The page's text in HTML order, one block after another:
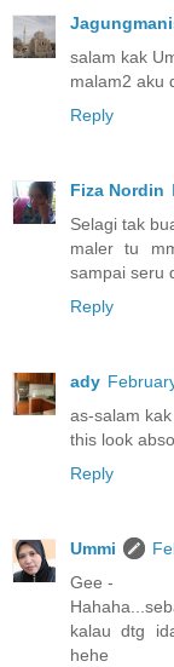
salam kak
malam2 aku
Reply
Fiza Nordin
Selagi tak
maler tu
sampai seru
Reply
ady
as-salam
this look
Reply
Ummi
Gee -
kalau dtg
hehe